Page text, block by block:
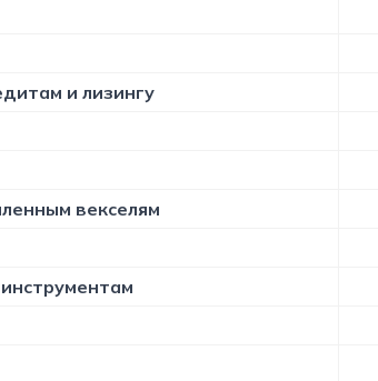
и лизингу
векселям